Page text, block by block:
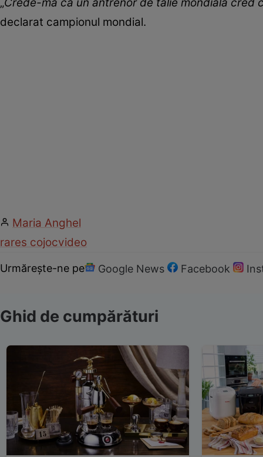
declarat campionul mondial.
Maria Anghel
rares cojocvideo
Urmărește-ne pe Google News Facebook
Ghid de cumpărături